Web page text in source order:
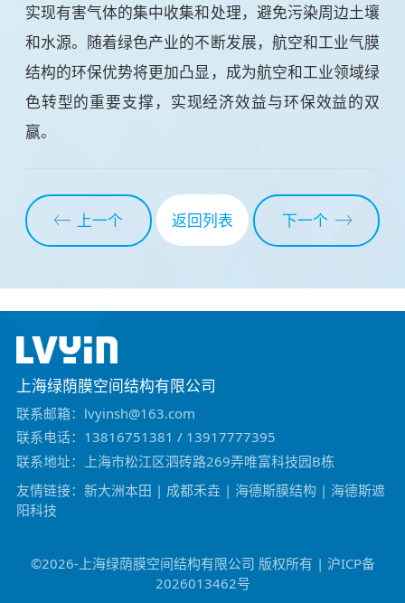
实现有害气体的集中收集和处理，避免污染周边土壤
和水源。随着绿色产业的不断发展，航空和工业气膜
结构的环保优势将更加凸显，成为航空和工业领域绿
色转型的重要支撑，实现经济效益与环保效益的双
赢。
上一个 返回列表 下一个
上海绿荫膜空间结构有限公司
联系邮箱：lvyinsh@163.com
联系电话：13816751381 / 13917777395
联系地址：上海市松江区泗砖路269弄唯富科技园B栋
友情链接： 新大洲本田 | 成都禾垚 | 海德斯膜结构 | 海德斯遮
阳科技
©️2026-上海绿荫膜空间结构有限公司 版权所有 | 沪ICP备
2026013462号